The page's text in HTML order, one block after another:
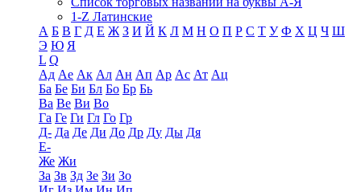
1-Z Латинские
А Б В Г Д Е Ж З И Й К Л М Н О П Р С Т У Ф Х Ц Ч Ш
Э Ю Я
L Q
Ад Ае Ак Ал Ан Ап Ар Ас Ат Ац
Ба Бе Би Бл Бо Бр Бь
Ва Ве Ви Во
Га Ге Ги Гл Го Гр
Д- Да Де Ди До Др Ду Ды Дя
Е-
Же Жи
За Зв Зд Зе Зи Зо